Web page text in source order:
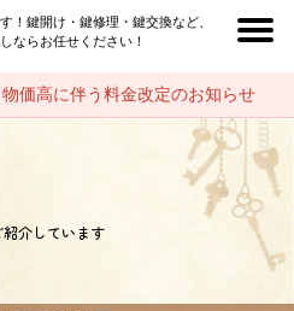
！鍵開け・鍵修理・鍵交換など、
ならお任せください！
価高に伴う料金改定のお知らせ
介しています